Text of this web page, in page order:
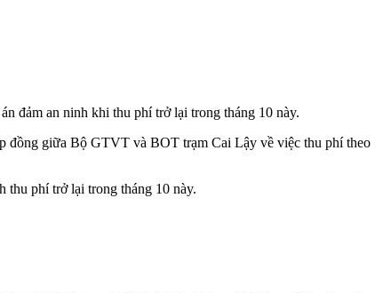
đảm an ninh khi thu phí trở lại trong tháng 10 này.
đồng giữa Bộ GTVT và BOT trạm Cai Lậy về việc thu phí theo
thu phí trở lại trong tháng 10 này.